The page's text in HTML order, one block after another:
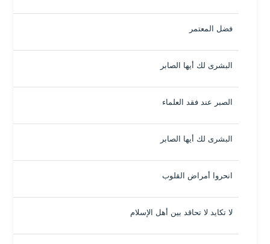
فضل المعتمر
البشرى لك أيها الصابر
الصبر عند فقد العلماء
البشرى لك أيها الصابر
انحروا أمراض القلوب
لا تكايد لا تحاقد بين أهل الإسلام